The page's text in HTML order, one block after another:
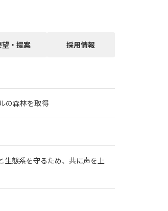
望・提案 採用情報
の森林を取得
生態系を守るため、共に声を上